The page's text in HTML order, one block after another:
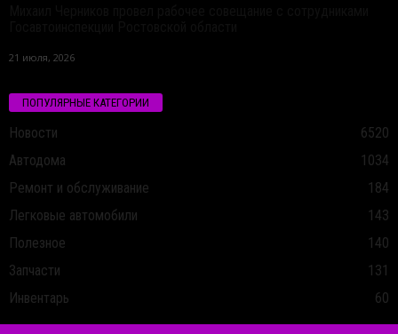
21 июля, 2026
ПОПУЛЯРНЫЕ КАТЕГОРИИ
Новости
6520
Автодома
1034
Ремонт и обслуживание
184
Легковые автомобили
143
Полезное
140
Запчасти
131
Инвентарь
60